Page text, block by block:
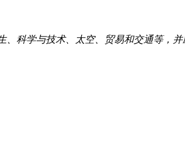
科学与技术、太空、贸易和交通等，